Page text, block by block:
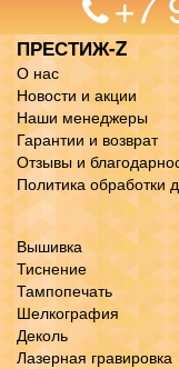
ПРЕСТИЖ-Z
О нас
Новости и акции
Наши менеджеры
Гарантии и возврат
Отзывы и
Политика обработки
Вышивка
Тиснение
Тампопечать
Шелкография
Деколь
Лазерная гравировка